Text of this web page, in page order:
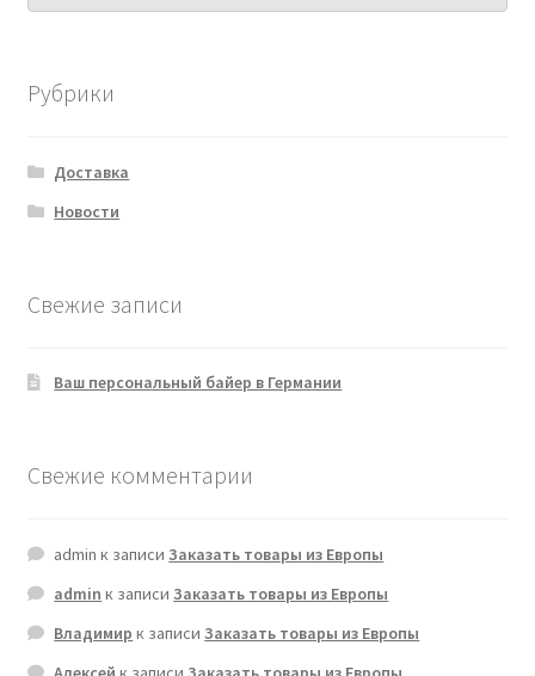
Рубрики
Доставка
Новости
Свежие записи
Ваш персональный байер в Германии
Свежие комментарии
admin к записиЗаказать товары из Европы
admin к записиЗаказать товары из Европы
Владимир к записиЗаказать товары из Европы